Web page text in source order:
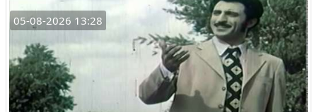
05-08-2026 13:28